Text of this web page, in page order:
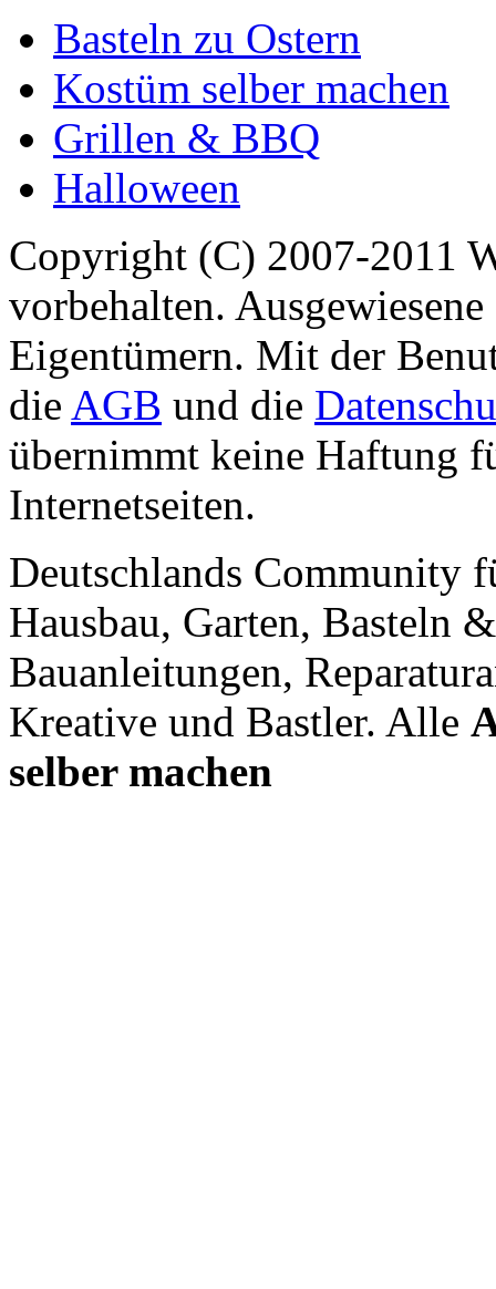
Basteln zu Ostern
Kostüm selber machen
Grillen & BBQ
Halloween
Copyright (C) 2007-2011
vorbehalten.
Eigentümern. Mit der
die AGB und die
übernimmt keine Haftung
Internetseiten.
Deutschlands Community
Hausbau, Garten, Basteln
Bauanleitungen,
Kreative und Bastler. Alle
selber machen